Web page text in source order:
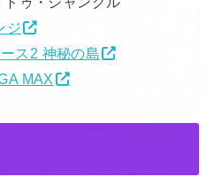
ジ
ス2 神秘の島
MAX